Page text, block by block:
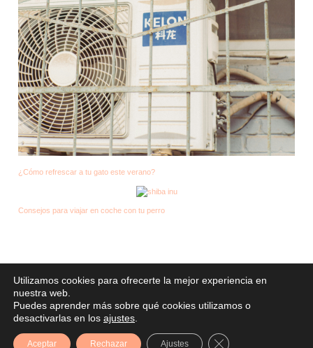
¿Cómo refrescar a tu gato este verano?
Consejos para viajar en coche con tu perro
Derechos de autor © 2026
Utilizamos cookies para ofrecerte la mejor experiencia en
nuestra web.
Puedes aprender más sobre qué cookies utilizamos o
desactivarlas en los ajustes
Aceptar Rechazar Ajustes Cerrar el banner de